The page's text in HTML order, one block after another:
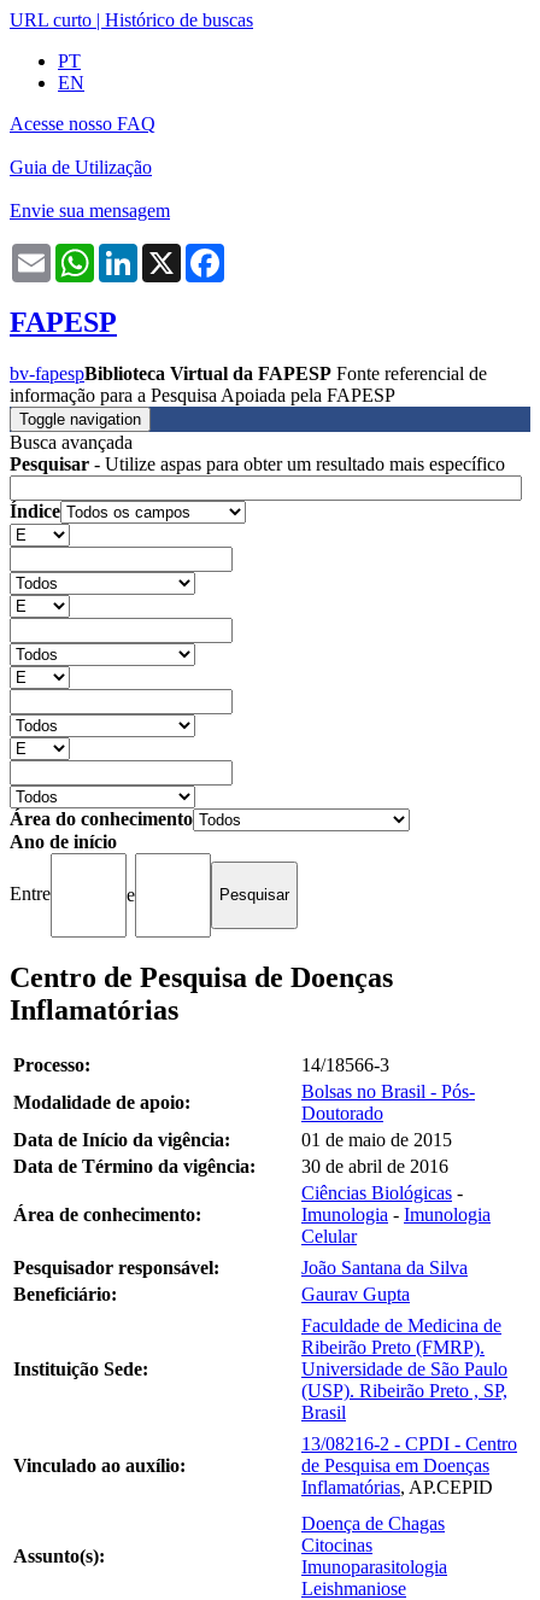
URL curto | Histórico de buscas
PT
EN
Acesse nosso FAQ
Guia de Utilização
Envie sua mensagem
Email WhatsAppLinkedIn
X
FAPESP
bv-fapespBiblioteca Virtual da FAPESP Fonte referencial de
informação para a Pesquisa Apoiada pela FAPESP
Toggle navigation
Busca avançada
Pesquisar - Utilize aspas para obter um resultado mais específico
Índice
Área do conhecimento
Ano de início
Entre e
Centro de Pesquisa de Doenças
Inflamatórias
Processo:
14/18566-3
Modalidade de apoio:
Bolsas no Brasil - Pós-
Doutorado
Data de Início da vigência:
01 de maio de 2015
Data de Término da vigência:
30 de abril de 2016
Área de conhecimento:
Ciências Biológicas -
Imunologia - Imunologia
Celular
Pesquisador responsável:
João Santana da Silva
Beneficiário:
Gaurav Gupta
Instituição Sede:
Faculdade de Medicina de
Ribeirão Preto (FMRP).
Universidade de São Paulo
(USP). Ribeirão Preto , SP,
Brasil
Vinculado ao auxílio:
13/08216-2 - CPDI - Centro
de Pesquisa em Doenças
Inflamatórias, AP.CEPID
Assunto(s):
Doença de Chagas
Citocinas
Imunoparasitologia
Leishmaniose